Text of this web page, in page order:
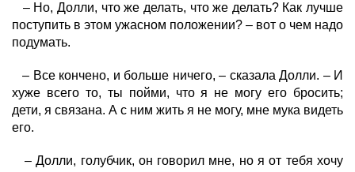
– Но, Долли, что же делать, что же делать? Как лучше
поступить в этом ужасном положении? – вот о чем надо
подумать.
– Все кончено, и больше ничего, – сказала Долли. – И
хуже всего то, ты пойми, что я не могу его бросить;
дети, я связана. А с ним жить я не могу, мне мука видеть
его.
– Долли, голубчик, он говорил мне, но я от тебя хочу